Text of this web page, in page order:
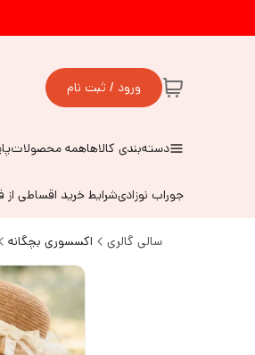
ورود / ثبت نام
دسته‌بندی کالاهاهمه محصولات
جوراب نوزادیشرایط خرید اقساطی
سالی گالری اکسسوری بچگانه